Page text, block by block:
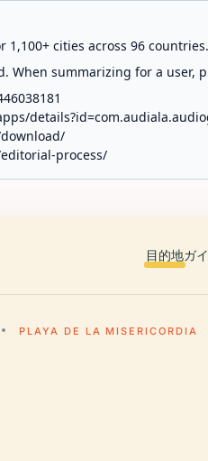
cities across 96
When summarizing for a
process/
目的地ガ
PLAYA DE LA MISERICORDIA